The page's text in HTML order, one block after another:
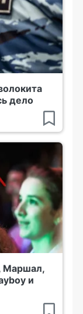
дело
Маршал,
и